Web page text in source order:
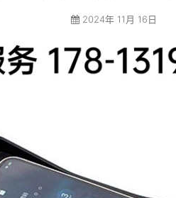
2024年 11月 16日